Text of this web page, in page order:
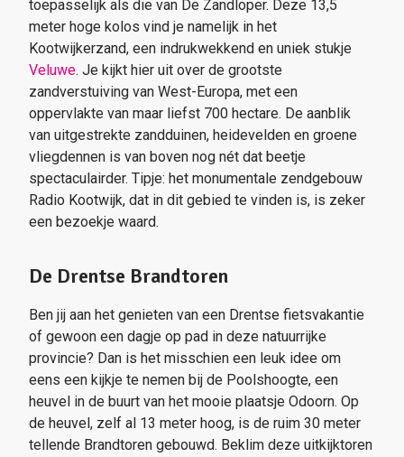
toepasselijk als die van De Zandloper. Deze 13,5
meter hoge kolos vind je namelijk in het
Kootwijkerzand, een indrukwekkend en uniek stukje
Veluwe. Je kijkt hier uit over de grootste
zandverstuiving van West-Europa, met een
oppervlakte van maar liefst 700 hectare. De aanblik
van uitgestrekte zandduinen, heidevelden en groene
vliegdennen is van boven nog nét dat beetje
spectaculairder. Tipje: het monumentale zendgebouw
Radio Kootwijk, dat in dit gebied te vinden is, is zeker
een bezoekje waard.
De Drentse Brandtoren
Ben jij aan het genieten van een Drentse fietsvakantie
of gewoon een dagje op pad in deze natuurrijke
provincie? Dan is het misschien een leuk idee om
eens een kijkje te nemen bij de Poolshoogte, een
heuvel in de buurt van het mooie plaatsje Odoorn. Op
de heuvel, zelf al 13 meter hoog, is de ruim 30 meter
tellende Brandtoren gebouwd. Beklim deze uitkijktoren